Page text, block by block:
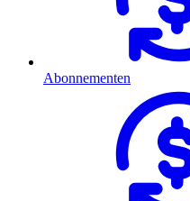
Abonnementen